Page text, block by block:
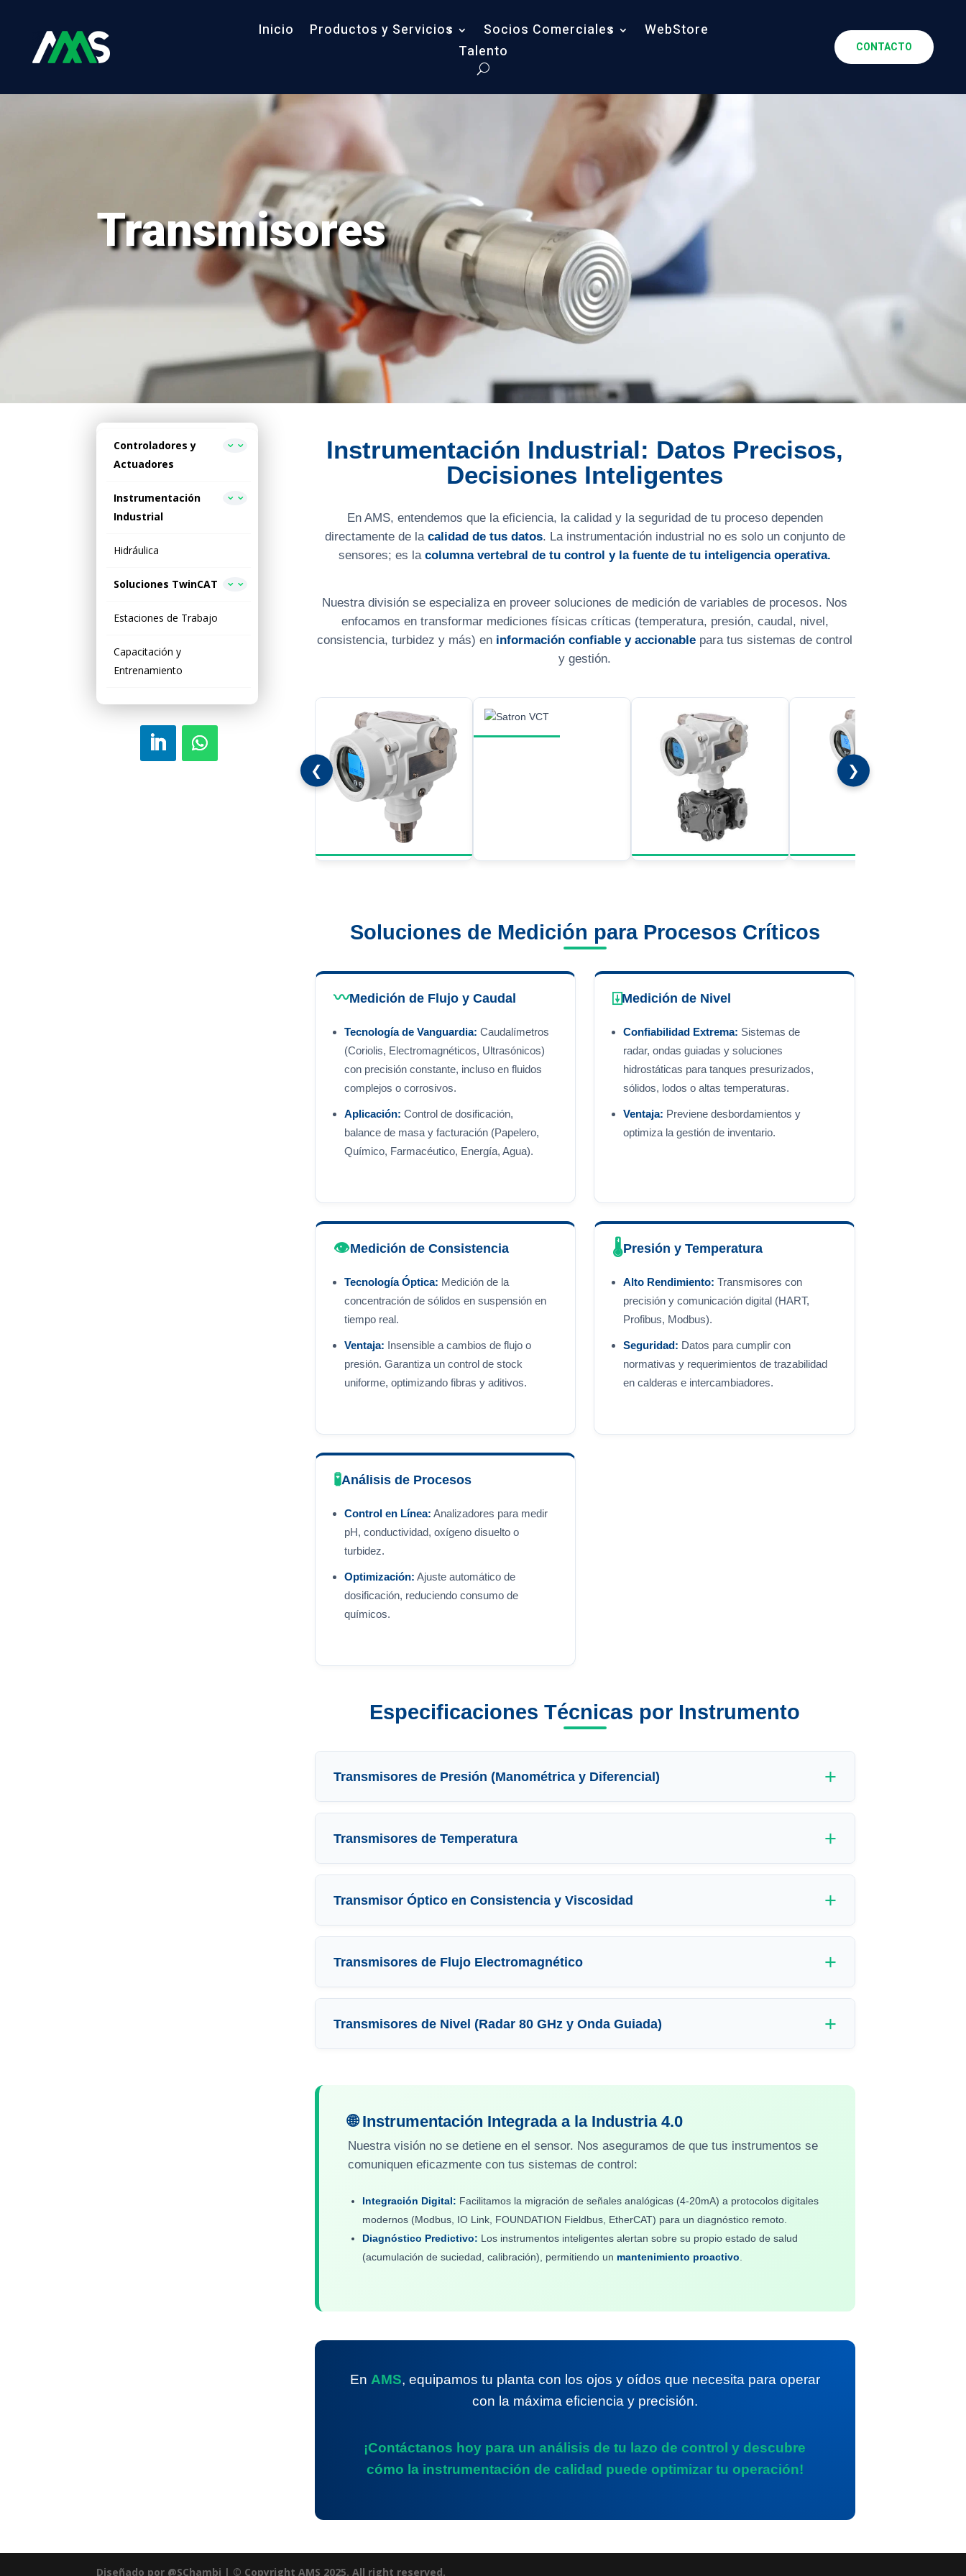
Inicio Productos y Servicios Socios Comerciales
WebStore
Talento
CONTACTO
Transmisores
Controladores y
Actuadores
Instrumentación
Industrial
Hidráulica
Soluciones TwinCAT
Estaciones de Trabajo
Capacitación y
Entrenamiento
Instrumentación Industrial: Datos Precisos,
Decisiones Inteligentes
En AMS, entendemos que la eficiencia, la calidad y la seguridad de tu proceso dependen
directamente de la calidad de tus datos. La instrumentación industrial no es solo un conjunto de
sensores; es lacolumna vertebral de tu control y la fuente de tu inteligencia operativa.
Nuestra división se especializa en proveer soluciones de medición de variables de procesos. Nos
enfocamos en transformar mediciones físicas críticas (temperatura, presión, caudal, nivel,
consistencia, turbidez y más) en información confiable y accionable para tus sistemas de control
y gestión.
❮ ❯
Soluciones de Medición para Procesos Críticos
〰️Medición de Flujo y Caudal
Tecnología de Vanguardia: Caudalímetros
(Coriolis, Electromagnéticos, Ultrasónicos)
con precisión constante, incluso en fluidos
complejos o corrosivos.
Aplicación: Control de dosificación,
balance de masa y facturación (Papelero,
Químico, Farmacéutico, Energía, Agua).
⍗Medición de Nivel
Confiabilidad Extrema: Sistemas de
radar, ondas guiadas y soluciones
hidrostáticas para tanques presurizados,
sólidos, lodos o altas temperaturas.
Ventaja: Previene desbordamientos y
optimiza la gestión de inventario.
👁️Medición de Consistencia
Tecnología Óptica: Medición de la
concentración de sólidos en suspensión en
tiempo real.
Ventaja: Insensible a cambios de flujo o
presión. Garantiza un control de stock
uniforme, optimizando fibras y aditivos.
🌡️Presión y Temperatura
Alto Rendimiento: Transmisores con
precisión y comunicación digital (HART,
Profibus, Modbus).
Seguridad: Datos para cumplir con
normativas y requerimientos de trazabilidad
en calderas e intercambiadores.
🧪Análisis de Procesos
Control en Línea: Analizadores para medir
pH, conductividad, oxígeno disuelto o
turbidez.
Optimización: Ajuste automático de
dosificación, reduciendo consumo de
químicos.
Especificaciones Técnicas por Instrumento
Transmisores de Presión (Manométrica y Diferencial)
Transmisores de Temperatura
Transmisor Óptico en Consistencia y Viscosidad
Transmisores de Flujo Electromagnético
Transmisores de Nivel (Radar 80 GHz y Onda Guiada)
🌐 Instrumentación Integrada a la Industria 4.0
Nuestra visión no se detiene en el sensor. Nos aseguramos de que tus instrumentos se
comuniquen eficazmente con tus sistemas de control:
Integración Digital: Facilitamos la migración de señales analógicas (4-20mA) a protocolos digitales
modernos (Modbus, IO Link, FOUNDATION Fieldbus, EtherCAT) para un diagnóstico remoto.
Diagnóstico Predictivo: Los instrumentos inteligentes alertan sobre su propio estado de salud
(acumulación de suciedad, calibración), permitiendo un mantenimiento proactivo.
En AMS, equipamos tu planta con los ojos y oídos que necesita para operar
con la máxima eficiencia y precisión.
¡Contáctanos hoy para un análisis de tu lazo de control y descubre
cómo la instrumentación de calidad puede optimizar tu operación!
Diseñado por @SChambi | © Copyright AMS 2025. All right reserved.